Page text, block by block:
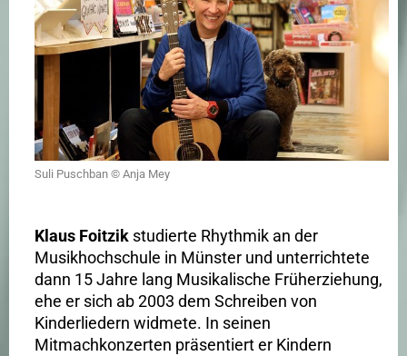
Suli Puschban © Anja Mey
Klaus Foitzik studierte Rhythmik an der
Musikhochschule in Münster und unterrichtete
dann 15 Jahre lang Musikalische Früherziehung,
ehe er sich ab 2003 dem Schreiben von
Kinderliedern widmete. In seinen
Mitmachkonzerten präsentiert er Kindern